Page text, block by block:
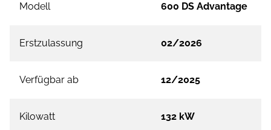
Modell 600 DS Advantage
Erstzulassung 02/2026
Verfügbar ab 12/2025
Kilowatt 132 kW